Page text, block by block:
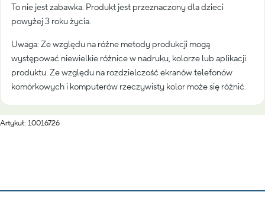
To nie jest zabawka. Produkt jest przeznaczony dla dzieci
powyżej 3 roku życia.
Uwaga: Ze względu na różne metody produkcji mogą
występować niewielkie różnice w nadruku, kolorze lub aplikacji
produktu. Ze względu na rozdzielczość ekranów telefonów
komórkowych i komputerów rzeczywisty kolor może się różnić.
Artykuł: 10016726